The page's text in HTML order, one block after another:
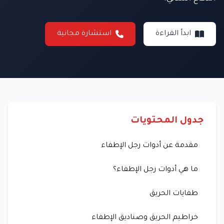
ابدأ القراءة استشارة مجانية
جدول المحتويات
مقدمة عن أدوات رجل الإطفاء
ما هي أدوات رجل الإطفاء؟
طفايات الحريق
خراطيم الحريق وصناديق الإطفاء